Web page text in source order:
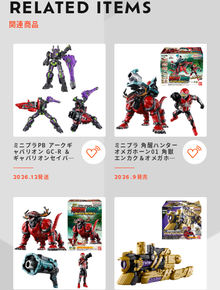
RELATED ITEMS
関連商品
ミニプラPB アークギ
ャバリオン GC-R ＆
ギャバリオンセイバー
バリオンドリル(ダーク
ver.)
2026.12発送
ミニプラ 角醒ハンター
オメガホーン01 角獣
エンカク＆オメガホー
ガホーン セット
2026.9発売